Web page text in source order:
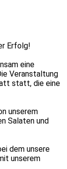
Erfolg!
eine
Veranstaltung
statt, die eine
unserem
Salaten und
dem unsere
unserem